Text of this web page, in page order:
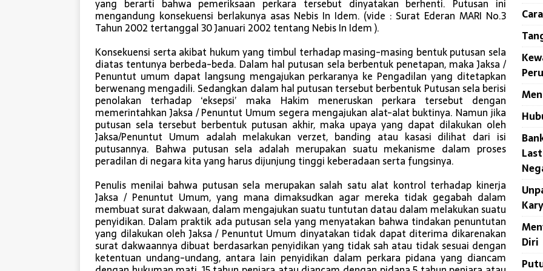
yang berarti bahwa pemeriksaan perkara tersebut dinyatakan berhenti. Putusan ini
mengandung konsekuensi berlakunya asas Nebis In Idem. (vide : Surat Ederan MARI No.3
Tahun 2002 tertanggal 30 Januari 2002 tentang Nebis In Idem ).
Konsekuensi serta akibat hukum yang timbul terhadap masing-masing bentuk putusan sela
diatas tentunya berbeda-beda. Dalam hal putusan sela berbentuk penetapan, maka Jaksa /
Penuntut umum dapat langsung mengajukan perkaranya ke Pengadilan yang ditetapkan
berwenang mengadili. Sedangkan dalam hal putusan tersebut berbentuk Putusan sela berisi
penolakan terhadap ‘eksepsi’ maka Hakim meneruskan perkara tersebut dengan
memerintahkan Jaksa / Penuntut Umum segera mengajukan alat-alat buktinya. Namun jika
putusan sela tersebut berbentuk putusan akhir, maka upaya yang dapat dilakukan oleh
Jaksa/Penuntut Umum adalah melakukan verzet, banding atau kasasi dilihat dari isi
putusannya. Bahwa putusan sela adalah merupakan suatu mekanisme dalam proses
peradilan di negara kita yang harus dijunjung tinggi keberadaan serta fungsinya.
Penulis menilai bahwa putusan sela merupakan salah satu alat kontrol terhadap kinerja
Jaksa / Penuntut Umum, yang mana dimaksudkan agar mereka tidak gegabah dalam
membuat surat dakwaan, dalam mengajukan suatu tuntutan datau dalam melakukan suatu
penyidikan. Dalam praktik ada putusan sela yang menyatakan bahwa tindakan penuntutan
yang dilakukan oleh Jaksa / Penuntut Umum dinyatakan tidak dapat diterima dikarenakan
surat dakwaannya dibuat berdasarkan penyidikan yang tidak sah atau tidak sesuai dengan
ketentuan undang-undang, antara lain penyidikan dalam perkara pidana yang diancam
Diri